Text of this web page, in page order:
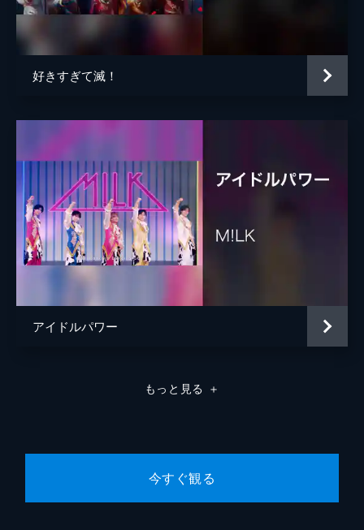
好きすぎて滅！
アイドルパワー
もっと見る ＋
今すぐ観る